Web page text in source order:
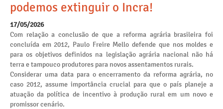
podemos extinguir o Incra!
17/05/2026
Com relação a conclusão de que a reforma agrária brasileira foi
concluída em 2012, Paulo Freire Mello defende que nos moldes e
para os objetivos definidos na legislação agrária nacional não há
terra e tampouco produtores para novos assentamentos rurais.
Considerar uma data para o encerramento da reforma agrária, no
caso 2012, assume importância crucial para que o país planeje a
atuação da política de incentivo à produção rural em um novo e
promissor cenário.